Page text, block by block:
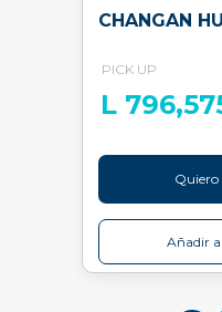
CHANGAN
PICK UP
L
Quiero
Añadir